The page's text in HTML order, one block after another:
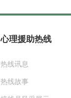
心理援助热线
热线讯息
热线故事